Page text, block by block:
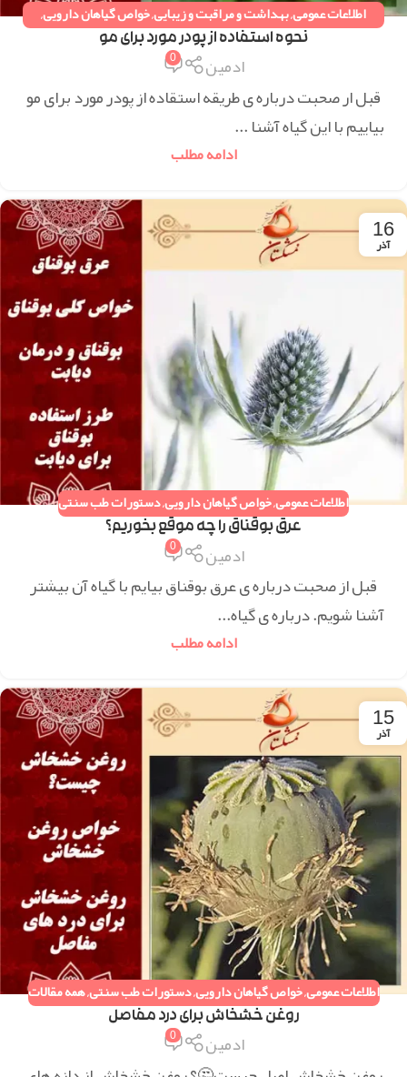
اطلاعات عمومی,بهداشت و مراقبت و زیبایی,خواص گیاهان دارویی,
دستورات طب سنتی,همه مقالات
نحوه استفاده از پودر مورد برای مو
ادمین 0
قبل ار صحبت درباره ی طریقه استقاده از پودر مورد برای مو
بیاییم با این گیاه آشنا ...
ادامه مطلب
16
آذر
اطلاعات عمومی,خواص گیاهان دارویی,دستورات طب سنتی
عرق بوقناق را چه موقع بخوریم؟
ادمین 0
قبل از صحبت درباره ی عرق بوقناق بیایم با گیاه آن بیشتر
آشنا شویم. درباره ی گیاه...
ادامه مطلب
15
آذر
اطلاعات عمومی,خواص گیاهان دارویی,دستورات طب سنتی,همه مقالات
روغن خشخاش برای درد مفاصل
ادمین 0